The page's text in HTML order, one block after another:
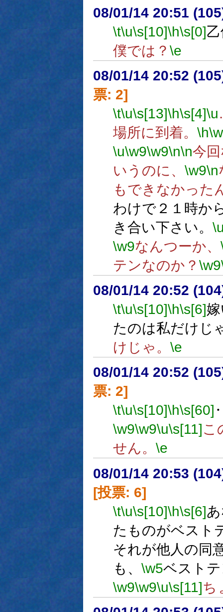
08/01/14 20:51
\t\u\s[10]\h\s[0]
僕では？ \e
08/01/14 20:52
票: 2]
\t\u\s[13]\h\s[4]\u
場所に到着。 \h
\u\w9\w9\n\n今
いうのに、 \w9\n
もできなかった
わけで２１時か
き合い下さい。
\w9なんつーか、
テンなのか？ \w9
08/01/14 20:52
\t\u\s[10]\h\s[6]
たのは私だけじ
けじゃ。 \e
08/01/14 20:52
票: 2]
\t\u\s[10]\h\s[60]
\w9\w9\u\s[11] こ
せん。 \e
08/01/14 20:53
[投票: 6]
\t\u\s[10]\h\s[6]
たものがベスト
それが他人の同
も、 \w5ベスト
\w9\w9\u\s[11]ち